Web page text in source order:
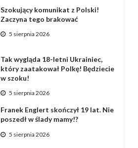
Szokujący komunikat z Polski!
Zaczyna tego brakować
5 sierpnia 2026
Tak wygląda 18-letni Ukrainiec,
który zaatakował Polkę! Będziecie
w szoku!
5 sierpnia 2026
Franek Englert skończył 19 lat. Nie
poszedł w ślady mamy!?
5 sierpnia 2026